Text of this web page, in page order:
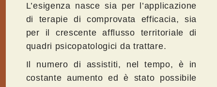
L’esigenza nasce sia per l’applicazione
di terapie di comprovata efficacia, sia
per il crescente afflusso territoriale di
quadri psicopatologici da trattare.
Il numero di assistiti, nel tempo, è in
costante aumento ed è stato possibile